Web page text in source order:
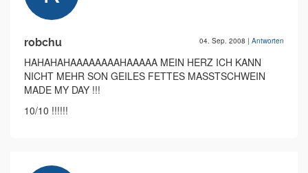
robchu 04. Sep. 2008 | Antworten
HAHAHAHAAAAAAAAHAAAAA MEIN HERZ ICH KANN
NICHT MEHR SON GEILES FETTES MASSTSCHWEIN
MADE MY DAY !!!
10/10 !!!!!!